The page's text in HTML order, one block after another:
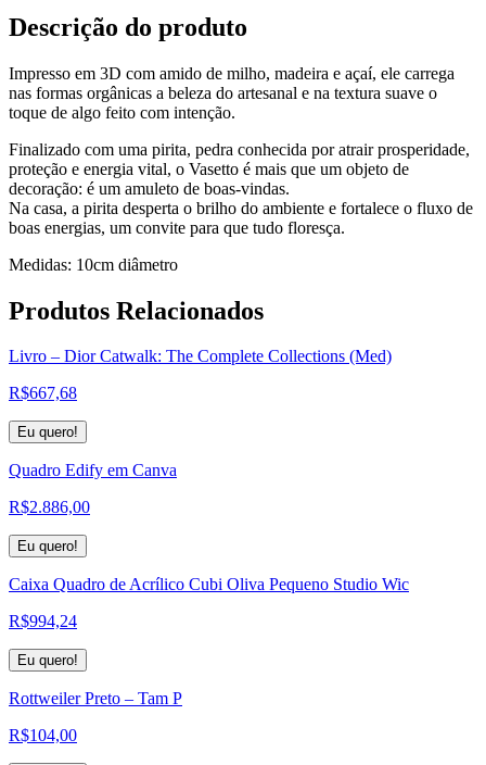
Descrição do produto
Impresso em 3D com amido de milho, madeira e açaí, ele carrega
nas formas orgânicas a beleza do artesanal e na textura suave o
toque de algo feito com intenção.
Finalizado com uma pirita, pedra conhecida por atrair prosperidade,
proteção e energia vital, o Vasetto é mais que um objeto de
decoração: é um amuleto de boas-vindas.
Na casa, a pirita desperta o brilho do ambiente e fortalece o fluxo de
boas energias, um convite para que tudo floresça.
Medidas: 10cm diâmetro
Produtos Relacionados
Livro – Dior Catwalk: The Complete Collections (Med)
R$667,68
Eu quero!
Quadro Edify em Canva
R$2.886,00
Eu quero!
Caixa Quadro de Acrílico Cubi Oliva Pequeno Studio Wic
R$994,24
Eu quero!
Rottweiler Preto – Tam P
R$104,00